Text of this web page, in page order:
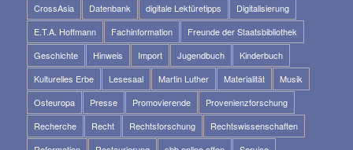
CrossAsia
Datenbank digitale Lektüretipps
Digitalisierung
E.T.A. Hoffmann
Fachinformation
Freunde der Staatsbibliothek
Geschichte
Hinweis Import Jugendbuch
Kinderbuch
Kulturelles Erbe
Lesesaal Martin Luther Materialität
Musik
Osteuropa
Presse Promovierende
Provenienzforschung
Recherche
Recht Rechtsforschung
Rechtswissenschaften